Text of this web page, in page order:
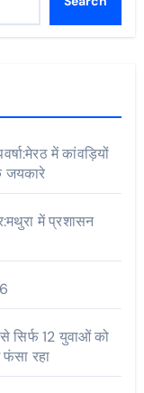
में कांवड़ियों
जयकारे
में प्रशासन
सिर्फ 12 युवाओं को
रहा